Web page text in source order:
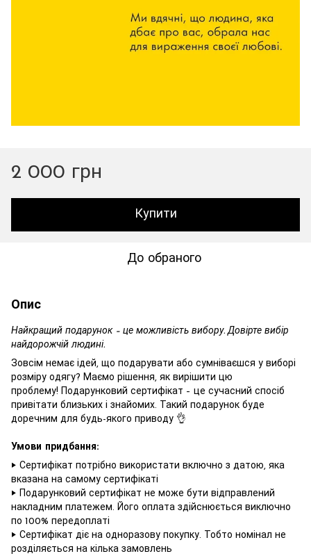
2 000 грн
Купити
До обраного
Опис
Найкращий подарунок – це можливість вибору. Довірте вибір
найдорожчій людині.
Зовсім немає ідей, що подарувати або сумніваєшся у виборі
розміру одягу? Маємо рішення, як вирішити цю
проблему! Подарунковий сертифікат – це сучасний спосіб
привітати близьких і знайомих. Такий подарунок буде
доречним для будь-якого приводу 👌
Умови придбання:
‣ Сертифікат потрібно використати включно з датою, яка
вказана на самому сертифікаті
‣ Подарунковий сертифікат не може бути відправлений
накладним платежем. Його оплата здійснюється виключно
по 100% передоплаті
‣ Сертифікат діє на одноразову покупку. Тобто номінал не
розділяється на кілька замовлень